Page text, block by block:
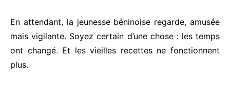
En attendant, la jeunesse béninoise regarde, amusée
mais vigilante. Soyez certain d’une chose : les temps
ont changé. Et les vieilles recettes ne fonctionnent
plus.